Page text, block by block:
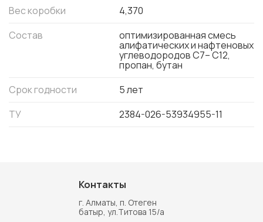
Вес коробки
4,370
Состав
оптимизированная смесь
алифатических и нафтеновых
углеводородов С7– С12,
пропан, бутан
Срок годности
5 лет
ТУ
2384-026-53934955-11
Контакты
г. Алматы, п. Отеген
батыр, ул.Титова 15/а